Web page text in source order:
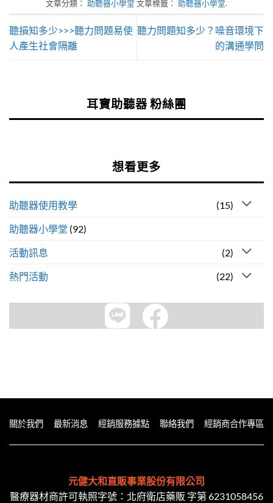
耳寶助聽器 粉絲團
想看更多
助聽器使用教學 (15)
助聽器小學堂 (92)
活動訊息 (2)
熱門活動 (22)
文章分類： 助聽器小學堂 文章標籤： 助聽器小學堂.
聽損知多少>>>聽力問題易使
人產生社會隔離
聽力問題知多少？噪音環境下
的溝通學問
關於我們 最新消息 經銷服務據點 聯絡我們 經銷商合作專區
元健大和直販事業股份有限公司
醫療器材商許可執照字號：北府衛店藥販 字第 6231058456